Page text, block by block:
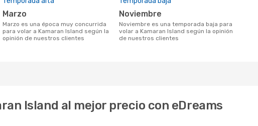
marzo
marzo es una época muy concurrida
para volar a Kamaran Island según la
opinión de nuestros clientes
noviembre
noviembre es una temporada baja para
volar a Kamaran Island según la opinión
de nuestros clientes
Island al mejor precio con eDreams